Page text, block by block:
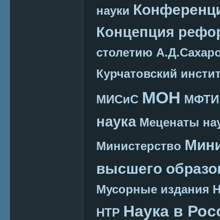
науки
Концепция
столетию
Курчатовский
МИСиС МОН МФТИ
наука Меценаты
Министерство
высшего
Мусорные издания
НТР Наука в